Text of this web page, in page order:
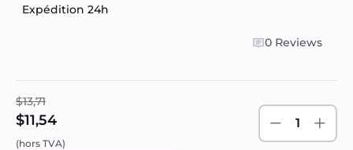
Expédition 24h
0 Reviews
$13,71
$11,54
(hors TVA)
1